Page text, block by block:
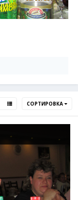
СОРТИРОВКА